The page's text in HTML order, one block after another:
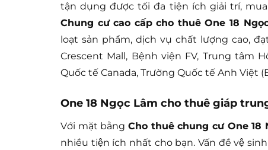
tận dụng được tối đa tiện ích giải trí,
Chung cư cao cấp cho thuê One 18
loạt sản phẩm, dịch vụ chất lượng cao,
Crescent Mall, Bệnh viện FV, Trung tâm
Quốc tế Canada, Trường Quốc tế Anh Việt
One 18 Ngọc Lâm cho thuê giáp
Với mặt bằngCho thuê chung cư One 18
nhiều tiện ích nhất cho bạn. Vấn đề vệ